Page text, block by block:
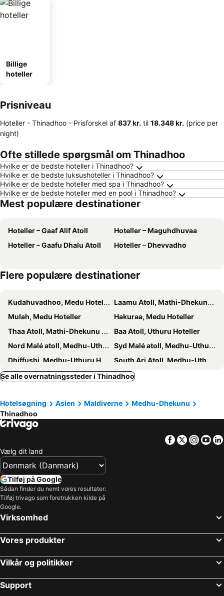
Billige
hoteller
Prisniveau
Hoteller - Thinadhoo - Prisforskel af ‎837 kr. til ‎18.348 kr. (price per
night)
Ofte stillede spørgsmål om Thinadhoo
Hvilke er de bedste hoteller i Thinadhoo?
Hvilke er de bedste luksushoteller i Thinadhoo?
Hvilke er de bedste hoteller med spa i Thinadhoo?
Hvilke er de bedste hoteller med en pool i Thinadhoo?
Mest populære destinationer
Hoteller – Gaaf Alif Atoll
Hoteller – Maguhdhuvaa
Hoteller – Gaafu Dhalu Atoll
Hoteller – Dhevvadho
Flere populære destinationer
Kudahuvadhoo, Medu Hoteller
Laamu Atoll, Mathi-Dhekunu Hoteller
Mulah, Medu Hoteller
Hakuraa, Medu Hoteller
Thaa Atoll, Mathi-Dhekunu Hoteller
Baa Atoll, Uthuru Hoteller
Nord Malé atoll, Medhu-Uthuru Hoteller
Syd Malé atoll, Medhu-Uthuru Hoteller
Dhiffushi, Medhu-Uthuru Hoteller
South Ari Atoll, Medhu-Uthuru Hoteller
Haa Alifu Atoll, Mathi-Uthuru Hoteller
Maafushi, Medhu-Uthuru Hoteller
Se alle overnatningssteder i Thinadhoo
Hotelsøgning Asien Maldiverne
Medhu-Dhekunu
Thinadhoo
Facebook
Twitter
Vælg dit land
Tilføj på Google
Sådan finder du nemt vores resultater:
Tilføj trivago som foretrukken kilde på
Google.
Virksomhed
Vores produkter
Vilkår og politikker
Support